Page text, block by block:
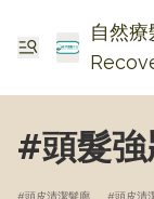
自然
費生髮
#頭髮強
頭皮清潔髮廊 頭皮清